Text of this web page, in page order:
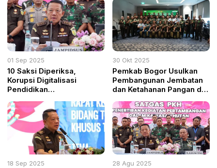
01 Sep 2025
10 Saksi Diperiksa,
Korupsi Digitalisasi
Pendidikan
Terkuak
30 Okt 2025
Pemkab Bogor Usulkan
Pembangunan Jembatan
dan Ketahanan Pangan di
18 Sep 2025 28 Agu 2025